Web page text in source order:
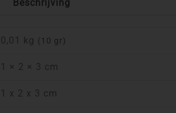
Beschrijving
0,01 kg (10 gr)
1 × 2 × 3 cm
1 x 2 x 3 cm